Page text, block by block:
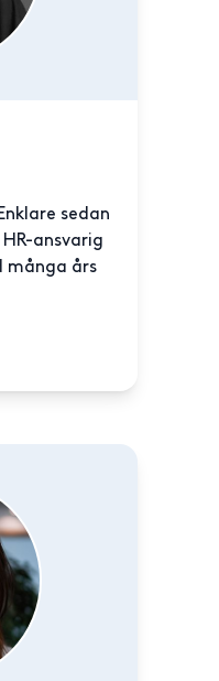
sedan
ansvarig
många års